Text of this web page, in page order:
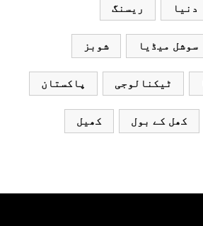
دنیا ریسنگ
سوشل میڈیا شوبز
ٹیکنالوجی پاکستان
کھل کے بول کھیل